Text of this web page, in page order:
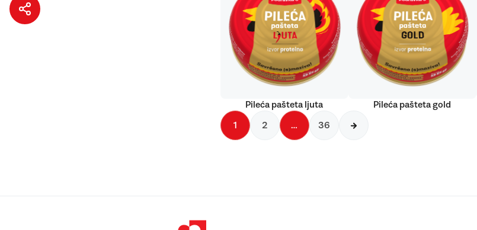
Pileća pašteta ljuta Pileća pašteta gold
1 2 … 36